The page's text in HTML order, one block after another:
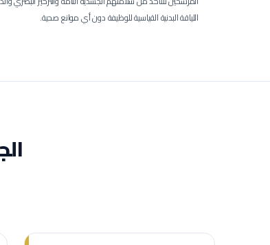
اللياقة البدنية القياسية للوظيفة دون أي موانع صحية.